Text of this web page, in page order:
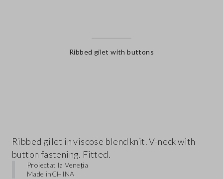
Ribbed gilet with buttons
Ribbed gilet in viscose blend knit. V-neck with
button fastening. Fitted.
Proiectat la Veneția
Made inCHINA